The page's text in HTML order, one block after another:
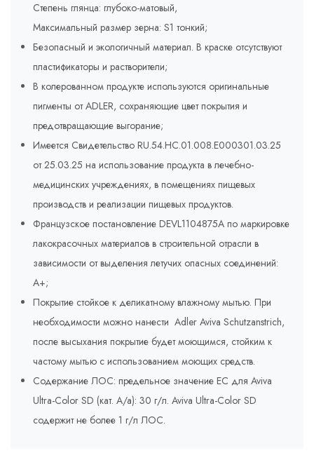
Степень глянца: глубоко-матовый,
Максимальный размер зерна: S1 тонкий;
Безопасный и экологичный материал. В краске отсутствуют
пластификаторы и растворители;
В колерованном продукте используются оригинальные
пигменты от ADLER, сохраняющие цвет покрытия и
предотвращающие выгорание;
Имеется Свидетельство RU.54.HC.01.008.E000301.03.25
от 25.03.25 на использование продукта в лечебно-
медицинских учреждениях, в помещениях пищевых
производств и реализации пищевых продуктов.
Французское постановление DEVL1104875A по маркировке
лакокрасочных материалов в строительной отрасли в
зависимости от выделения летучих опасных соединений:
A+;
Покрытие стойкое к деликатному влажному мытью. При
необходимости можно нанести Adler Aviva Schutzanstrich,
после высыхания покрытие будет моющимся, стойким к
частому мытью с использованием моющих средств.
Содержание ЛОС: предельное значение ЕС для Aviva
Ultra-Color SD (кат. A/a): 30 г/л. Aviva Ultra-Color SD
содержит не более 1 г/л ЛОС.